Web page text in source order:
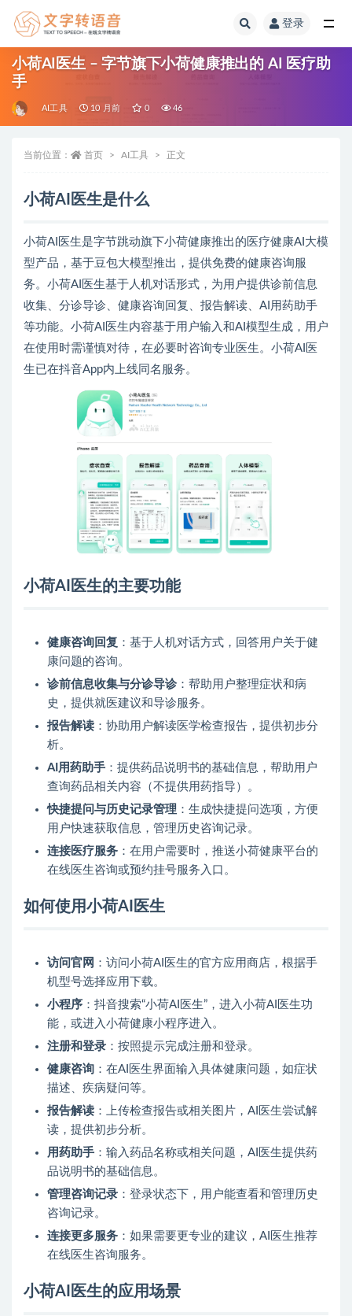
登录
小荷AI医生 – 字节旗下小荷健康推出的 AI 医疗助
手
AI工具 10 月前 0 46
当前位置： 首页 AI工具 正文
小荷AI医生是什么
小荷AI医生是字节跳动旗下小荷健康推出的医疗健康AI大模
型产品，基于豆包大模型推出，提供免费的健康咨询服
务。小荷AI医生基于人机对话形式，为用户提供诊前信息
收集、分诊导诊、健康咨询回复、报告解读、AI用药助手
等功能。小荷AI医生内容基于用户输入和AI模型生成，用户
在使用时需谨慎对待，在必要时咨询专业医生。小荷AI医
生已在抖音App内上线同名服务。
小荷AI医生的主要功能
健康咨询回复 ：基于人机对话方式，回答用户关于健
康问题的咨询。
诊前信息收集与分诊导诊：帮助用户整理症状和病
史，提供就医建议和导诊服务。
报告解读 ：协助用户解读医学检查报告，提供初步分
析。
AI用药助手 ：提供药品说明书的基础信息，帮助用户
查询药品相关内容（不提供用药指导）。
快捷提问与历史记录管理 ：生成快捷提问选项，方便
用户快速获取信息，管理历史咨询记录。
连接医疗服务 ：在用户需要时，推送小荷健康平台的
在线医生咨询或预约挂号服务入口。
如何使用小荷AI医生
访问官网 ：访问小荷AI医生的官方应用商店，根据手
机型号选择应用下载。
小程序 ：抖音搜索“小荷AI医生”，进入小荷AI医生功
能，或进入小荷健康小程序进入。
注册和登录 ：按照提示完成注册和登录。
健康咨询 ：在AI医生界面输入具体健康问题，如症状
描述、疾病疑问等。
报告解读 ：上传检查报告或相关图片，AI医生尝试解
读，提供初步分析。
用药助手 ：输入药品名称或相关问题，AI医生提供药
品说明书的基础信息。
管理咨询记录 ：登录状态下，用户能查看和管理历史
咨询记录。
连接更多服务 ：如果需要更专业的建议，AI医生推荐
在线医生咨询服务。
小荷AI医生的应用场景